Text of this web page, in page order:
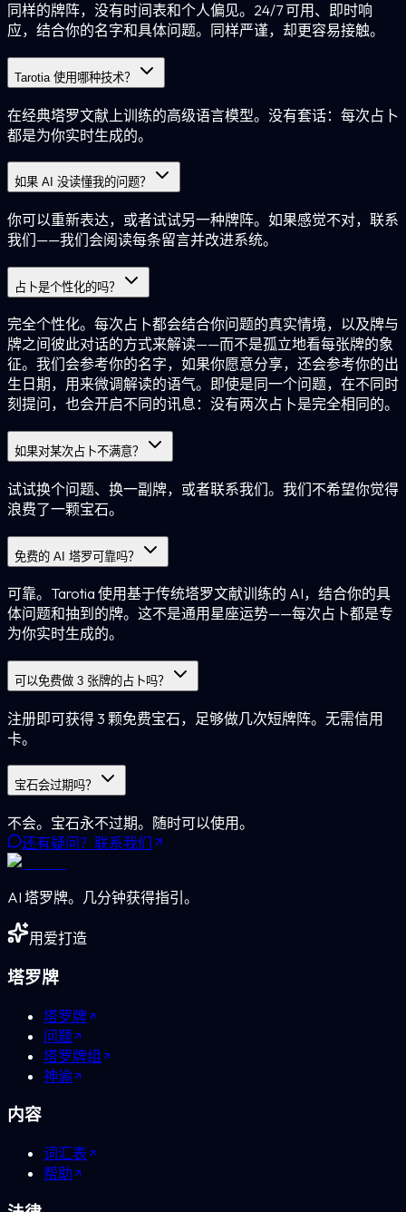
同样的牌阵，没有时间表和个人偏见。24/7 可用、即时响
应，结合你的名字和具体问题。同样严谨，却更容易接触。
Tarotia 使用哪种技术？
在经典塔罗文献上训练的高级语言模型。没有套话：每次占卜
都是为你实时生成的。
如果 AI 没读懂我的问题？
你可以重新表达，或者试试另一种牌阵。如果感觉不对，联系
我们——我们会阅读每条留言并改进系统。
占卜是个性化的吗？
完全个性化。每次占卜都会结合你问题的真实情境，以及牌与
牌之间彼此对话的方式来解读——而不是孤立地看每张牌的象
征。我们会参考你的名字，如果你愿意分享，还会参考你的出
生日期，用来微调解读的语气。即使是同一个问题，在不同时
刻提问，也会开启不同的讯息：没有两次占卜是完全相同的。
如果对某次占卜不满意？
试试换个问题、换一副牌，或者联系我们。我们不希望你觉得
浪费了一颗宝石。
免费的 AI 塔罗可靠吗？
可靠。Tarotia 使用基于传统塔罗文献训练的 AI，结合你的具
体问题和抽到的牌。这不是通用星座运势——每次占卜都是专
为你实时生成的。
可以免费做 3 张牌的占卜吗？
注册即可获得 3 颗免费宝石，足够做几次短牌阵。无需信用
卡。
宝石会过期吗？
不会。宝石永不过期。随时可以使用。
还有疑问？联系我们
AI 塔罗牌。几分钟获得指引。
用爱打造
塔罗牌
塔罗牌
问题
塔罗牌组
神谕
内容
词汇表
帮助